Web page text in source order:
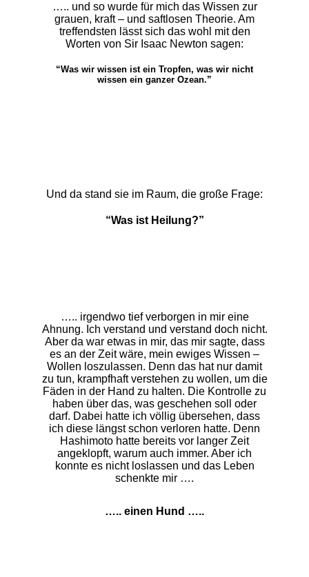
….. und so wurde für mich das Wissen zur
grauen, kraft – und saftlosen Theorie. Am
treffendsten lässt sich das wohl mit den
Worten von Sir Isaac Newton sagen:
“Was wir wissen ist ein Tropfen, was wir nicht
wissen ein ganzer Ozean.”
Und da stand sie im Raum, die große Frage:
“Was ist Heilung?”
….. irgendwo tief verborgen in mir eine
Ahnung. Ich verstand und verstand doch nicht.
Aber da war etwas in mir, das mir sagte, dass
es an der Zeit wäre, mein ewiges Wissen –
Wollen loszulassen. Denn das hat nur damit
zu tun, krampfhaft verstehen zu wollen, um die
Fäden in der Hand zu halten. Die Kontrolle zu
haben über das, was geschehen soll oder
darf. Dabei hatte ich völlig übersehen, dass
ich diese längst schon verloren hatte. Denn
Hashimoto hatte bereits vor langer Zeit
angeklopft, warum auch immer. Aber ich
konnte es nicht loslassen und das Leben
schenkte mir ….
….. einen Hund …..